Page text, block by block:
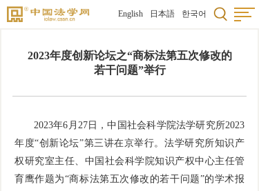
English 日本語 한국어
2023年度创新论坛之“商标法第五次修改的
若干问题”举行
2023年6月27日，中国社会科学院法学研究所2023
年度“创新论坛”第三讲在京举行。法学研究所知识产
权研究室主任、中国社会科学院知识产权中心主任管
育鹰作题为“商标法第五次修改的若干问题”的学术报